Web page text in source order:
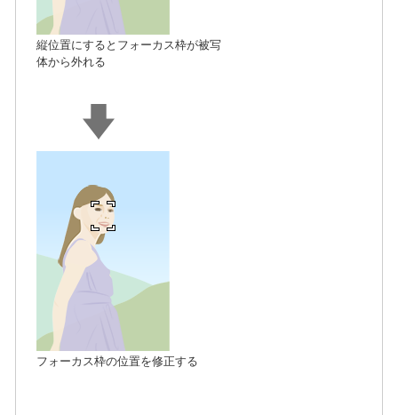
縦位置にするとフォーカス枠が被写
体から外れる
フォーカス枠の位置を修正する